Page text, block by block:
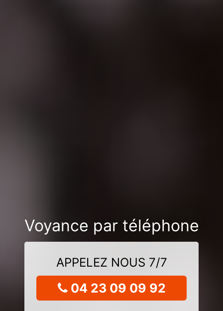
Voyance par téléphone
APPELEZ NOUS 7/7
04 23 09 09 92